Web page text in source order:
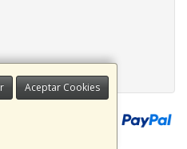
Aceptar Cookies